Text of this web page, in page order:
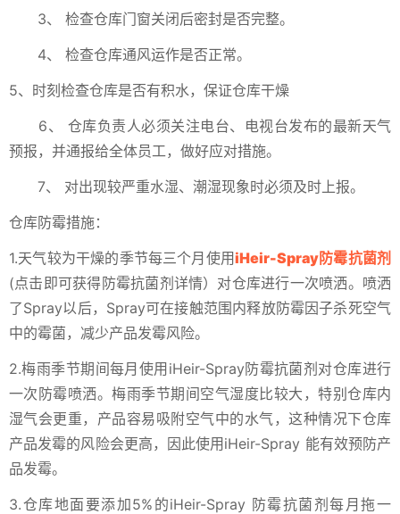
3、 检查仓库门窗关闭后密封是否完整。
4、 检查仓库通风运作是否正常。
5、时刻检查仓库是否有积水，保证仓库干燥
6、 仓库负责人必须关注电台、电视台发布的最新天气
预报，并通报给全体员工，做好应对措施。
7、 对出现较严重水湿、潮湿现象时必须及时上报。
仓库防霉措施：
1.天气较为干燥的季节每三个月使用iHeir-Spray防霉抗菌剂
(点击即可获得防霉抗菌剂详情）对仓库进行一次喷洒。喷洒
了Spray以后，Spray可在接触范围内释放防霉因子杀死空气
中的霉菌，减少产品发霉风险。
2.梅雨季节期间每月使用iHeir-Spray防霉抗菌剂对仓库进行
一次防霉喷洒。梅雨季节期间空气湿度比较大，特别仓库内
湿气会更重，产品容易吸附空气中的水气，这种情况下仓库
产品发霉的风险会更高，因此使用iHeir-Spray 能有效预防产
品发霉。
3.仓库地面要添加5%的iHeir-Spray 防霉抗菌剂每月拖一